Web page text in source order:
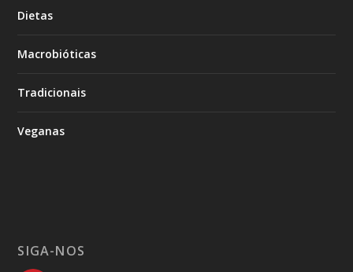
Dietas
Macrobióticas
Tradicionais
Veganas
SIGA-NOS